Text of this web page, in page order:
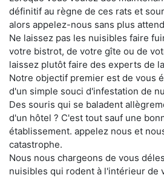
définitif au règne de ces rats et
alors appelez-nous sans plus
Ne laissez pas les nuisibles faire
votre bistrot, de votre gîte ou de
laissez plutôt faire des experts de
Notre objectif premier est de vous
d'un simple souci d'infestation de
Des souris qui se baladent
d'un hôtel ? C'est tout sauf une
établissement. appelez nous et
catastrophe.
Nous nous chargeons de vous
nuisibles qui rodent à l'intérieur de